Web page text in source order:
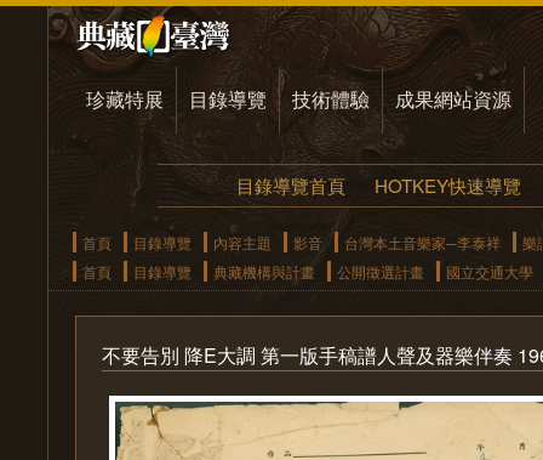
珍藏特展 目錄導覽 技術體驗 成果網站資源
目錄導覽首頁 HOTKEY快速導覽
首頁 目錄導覽 內容主題 影音 台灣本土音樂家─李泰祥
樂
首頁
目錄導覽 典藏機構與計畫 公開徵選計畫 國立交通大學
不要告別 降E大調 第一版手稿譜人聲及器樂伴奏